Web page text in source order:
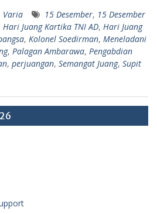
Varia 15 Desember, 15 Desember
Hari Juang Kartika TNI AD, Hari Juang
, Kolonel Soedirman, Meneladani
, Palagan Ambarawa, Pengabdian
, perjuangan, Semangat Juang, Supit